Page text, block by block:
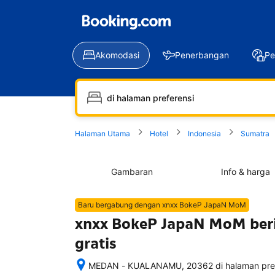
Akomodasi Penerbangan
Halaman Utama Hotel Indonesia Sumatra
Gambaran Info & harga
Baru bergabung dengan xnxx BokeP JapaN MoM
xnxx BokeP JapaN MoM
gratis
MEDAN - KUALANAMU, 20362 di halaman